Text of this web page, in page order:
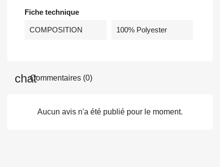
Fiche technique
COMPOSITION 100% Polyester
Commentaires (0)
Aucun avis n'a été publié pour le moment.